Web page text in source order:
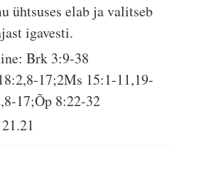
ühtsuses elab ja valitseb
igavesti.
Brk 3:9-38
17;2Ms 15:1-11,19-
17;Õp 8:22-32
21.21